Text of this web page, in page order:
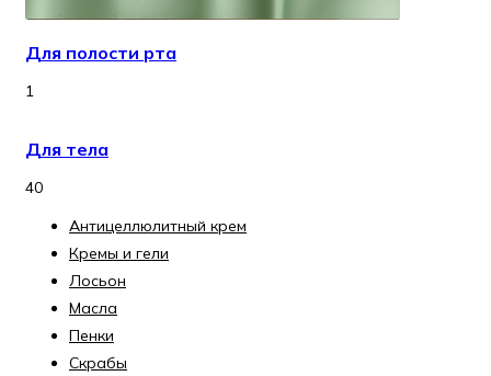
Для полости рта
1
Для тела
40
Антицеллюлитный крем
Кремы и гели
Лосьон
Масла
Пенки
Скрабы